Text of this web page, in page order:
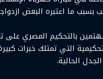
ما اعتبره البعض
بالتحكيم المصري على
التي تمتلك خبرات
الحالية.